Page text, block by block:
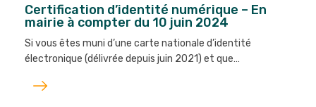
Certification d’identité numérique – En
mairie à compter du 10 juin 2024
Si vous êtes muni d’une carte nationale d’identité
électronique (délivrée depuis juin 2021) et que…
Lire
l'article